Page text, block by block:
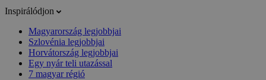
Inspirálódjon
Magyarország legjobbjai
Szlovénia legjobbjai
Horvátország legjobbjai
Egy nyár teli utazással
7 magyar régió